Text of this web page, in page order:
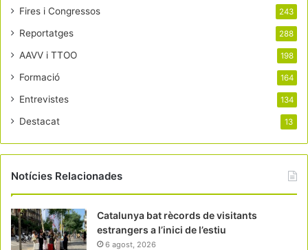
Fires i Congressos 243
Reportatges 288
AAVV i TTOO 198
Formació 164
Entrevistes 134
Destacat 13
Notícies Relacionades
Catalunya bat rècords de visitants
estrangers a l’inici de l’estiu
6 agost, 2026